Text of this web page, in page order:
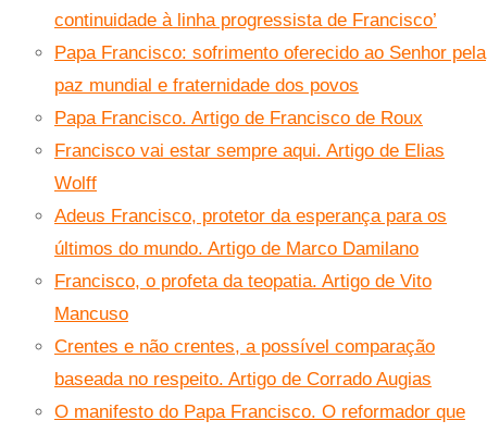
continuidade à linha progressista de Francisco’
Papa Francisco: sofrimento oferecido ao Senhor pela
paz mundial e fraternidade dos povos
Papa Francisco. Artigo de Francisco de Roux
Francisco vai estar sempre aqui. Artigo de Elias
Wolff
Adeus Francisco, protetor da esperança para os
últimos do mundo. Artigo de Marco Damilano
Francisco, o profeta da teopatia. Artigo de Vito
Mancuso
Crentes e não crentes, a possível comparação
baseada no respeito. Artigo de Corrado Augias
O manifesto do Papa Francisco. O reformador que